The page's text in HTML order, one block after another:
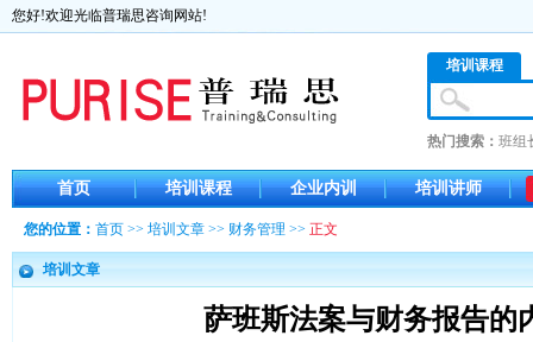
您好!欢迎光临普瑞思咨询网站!
培训课程
热门搜索： 班组
首页 培训课程 企业内训 培训讲师
您的位置： 首页 >> 培训文章 >> 财务管理 >> 正文
培训文章
萨班斯法案与财务报告的